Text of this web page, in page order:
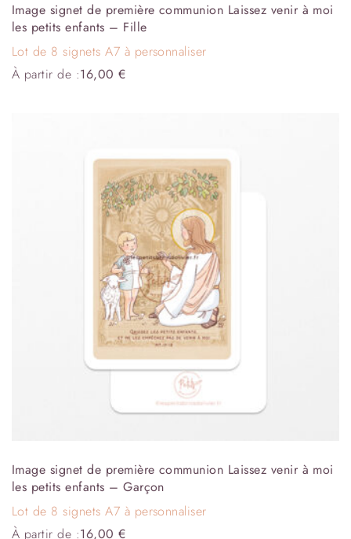
Image signet de première communion Laissez venir à moi
les petits enfants – Fille
Lot de 8 signets A7 à personnaliser
À partir de :16,00€
Image signet de première communion Laissez venir à moi
les petits enfants – Garçon
Lot de 8 signets A7 à personnaliser
À partir de :16,00€